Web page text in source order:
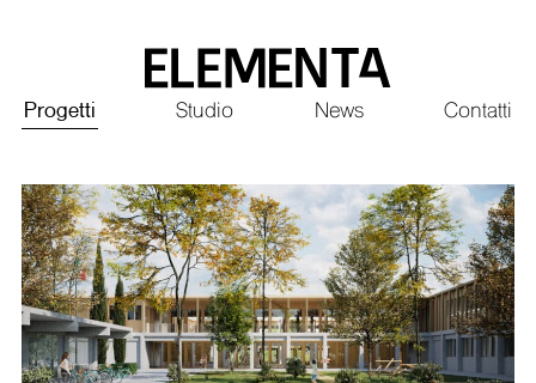
principal
Principale
Progetti Studio News Contatti